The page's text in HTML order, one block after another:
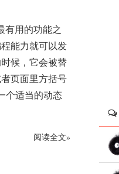
有用的功能之
能力就可以发
候，它会被替
页面里方括号
个适当的动态
阅读全文»